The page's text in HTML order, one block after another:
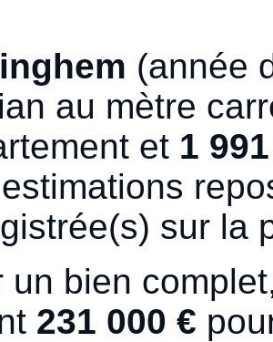
(année
au mètre
et 1
sur la
un bien
231 000 €